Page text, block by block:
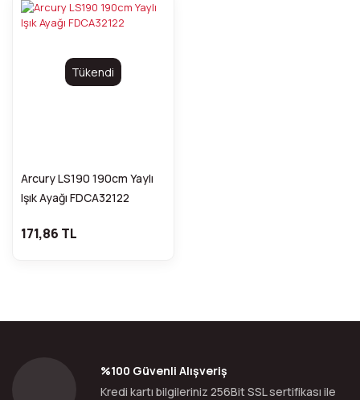
Tükendi
Arcury LS190 190cm Yaylı
Işık Ayağı FDCA32122
171,86 TL
%100 Güvenli Alışveriş
Kredi kartı bilgileriniz 256Bit SSL sertifikası ile